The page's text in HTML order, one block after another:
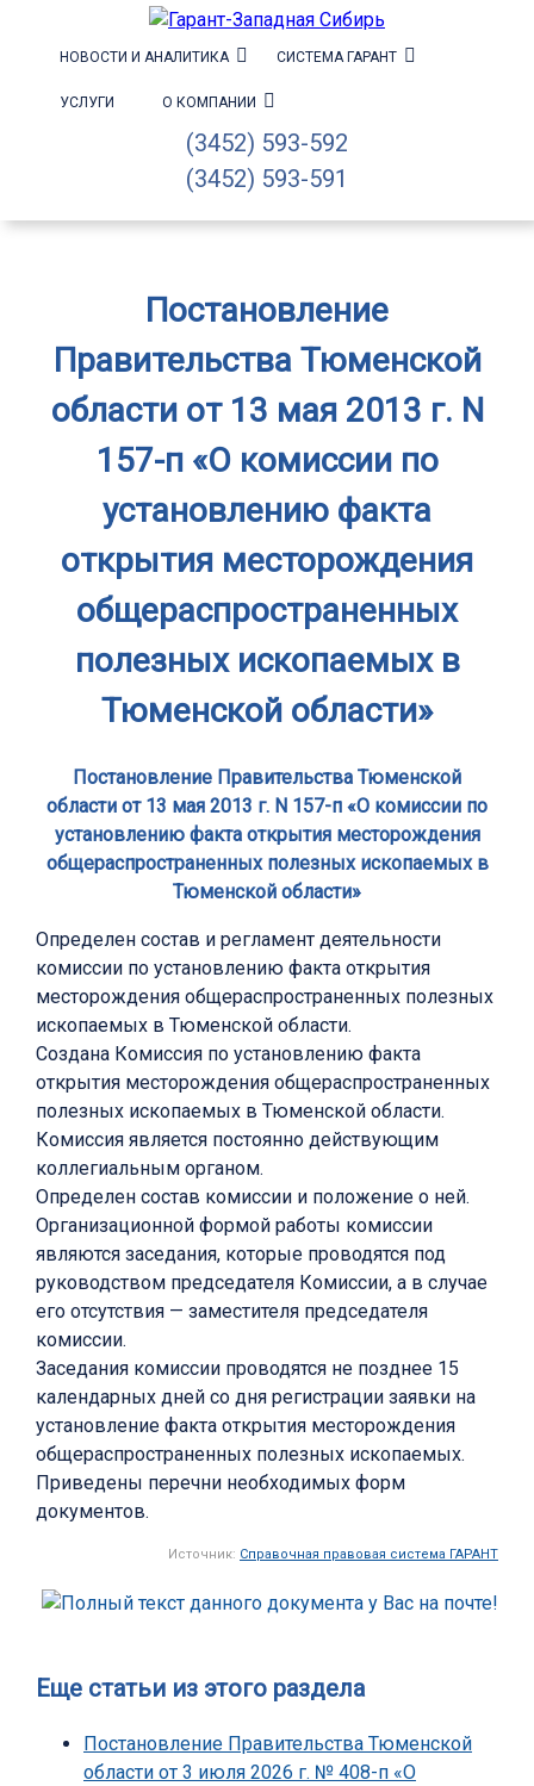
НОВОСТИ И АНАЛИТИКА СИСТЕМА ГАРАНТ
УСЛУГИ О КОМПАНИИ
(3452) 593-592
(3452) 593-591
Постановление
Правительства Тюменской
области от 13 мая 2013 г. N
157-п «О комиссии по
установлению факта
открытия месторождения
общераспространенных
полезных ископаемых в
Тюменской области»
Постановление Правительства Тюменской
области от 13 мая 2013 г. N 157-п «О комиссии по
установлению факта открытия месторождения
общераспространенных полезных ископаемых в
Тюменской области»
Определен состав и регламент деятельности
комиссии по установлению факта открытия
месторождения общераспространенных полезных
ископаемых в Тюменской области.
Создана Комиссия по установлению факта
открытия месторождения общераспространенных
полезных ископаемых в Тюменской области.
Комиссия является постоянно действующим
коллегиальным органом.
Определен состав комиссии и положение о ней.
Организационной формой работы комиссии
являются заседания, которые проводятся под
руководством председателя Комиссии, а в случае
его отсутствия — заместителя председателя
комиссии.
Заседания комиссии проводятся не позднее 15
календарных дней со дня регистрации заявки на
установление факта открытия месторождения
общераспространенных полезных ископаемых.
Приведены перечни необходимых форм
документов.
Источник: Справочная правовая система ГАРАНТ
Еще статьи из этого раздела
Постановление Правительства Тюменской
области от 3 июля 2026 г. № 408-п «О